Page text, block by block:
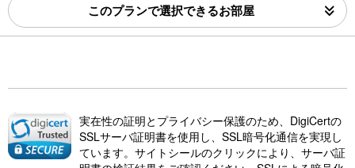
このプランで選択できるお部屋
実在性の証明とプライバシー保護のため、DigiCertの
SSLサーバ証明書を使用し、SSL暗号化通信を実現し
ています。サイトシールのクリックにより、サーバ証